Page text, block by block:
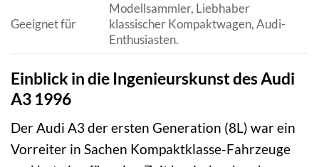
Geeignet für
Modellsammler, Liebhaber
klassischer Kompaktwagen, Audi-
Enthusiasten.
Einblick in die Ingenieurskunst des Audi
A3 1996
Der Audi A3 der ersten Generation (8L) war ein
Vorreiter in Sachen Kompaktklasse-Fahrzeuge